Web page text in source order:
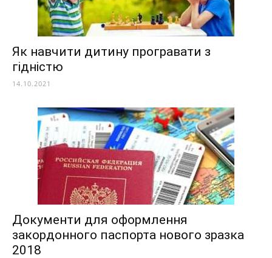
Як навчити дитину програвати з
гідністю
14.10.2021
Документи для оформлення
закордонного паспорта нового зразка
2018